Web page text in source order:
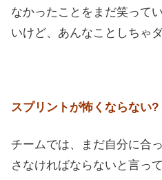
なかったことをまだ笑って
いけど、あんなことしちゃダ
スプリントが怖くならない?
チームでは、まだ自分に合
さなければならないと言って